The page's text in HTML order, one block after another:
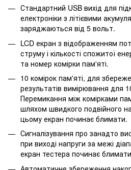
Стандартний USB вихід для
електроніки з літієвими
заряджаються від 5 вольт.
LCD екран з відображенням
струму і кількості спожитої
та номер комірки пам'яті.
10 комірок пам'яті, для
результатів вимірювання для
Перемикання між комірками
шляхом швидкого подвійного
цьому екран починає блимати.
Сигналізування про занадто
при виході напруги за межі
екран тестера починає